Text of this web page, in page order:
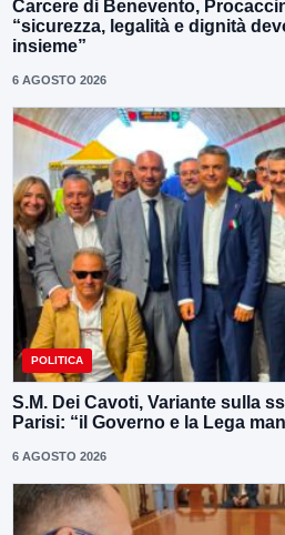
Carcere di Benevento,
“sicurezza, legalità e dignità
insieme”
6 AGOSTO 2026
POLITICA
S.M. Dei Cavoti, Variante sulla
Parisi: “il Governo e la Lega
6 AGOSTO 2026